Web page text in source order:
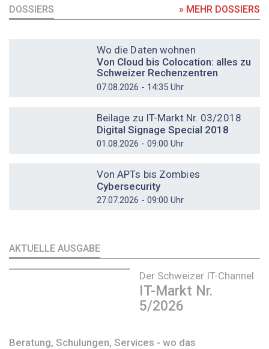
DOSSIERS » MEHR DOSSIERS
Wo die Daten wohnen
Von Cloud bis Colocation: alles zu
Schweizer Rechenzentren
07.08.2026 - 14:35 Uhr
Beilage zu IT-Markt Nr. 03/2018
Digital Signage Special 2018
01.08.2026 - 09:00 Uhr
Von APTs bis Zombies
Cybersecurity
27.07.2026 - 09:00 Uhr
AKTUELLE AUSGABE
Der Schweizer IT-Channel
IT-Markt Nr.
5/2026
Beratung, Schulungen, Services - wo das